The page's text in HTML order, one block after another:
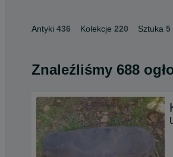
Antyki 436 Kolekcje 220 Sztuka 5
Znaleźliśmy 688